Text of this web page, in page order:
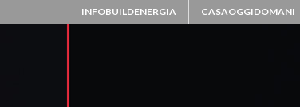
INFOBUILDENERGIA CASAOGGIDOMANI